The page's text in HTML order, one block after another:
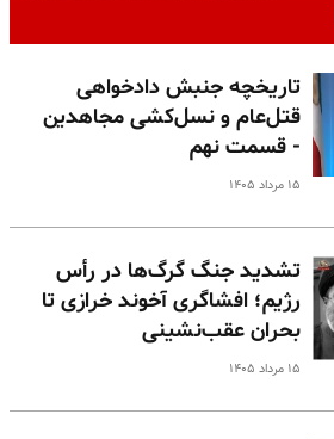
تاریخچه جنبش دادخواهی
قتل‌عام و نسل‌کشی مجاهدین
- قسمت نهم
۱۵ مرداد ۱۴۰۵
تشدید جنگ گرگ‌ها در رأس
رژیم؛ افشاگری آخوند خرازی تا
بحران عقب‌نشینی
۱۵ مرداد ۱۴۰۵